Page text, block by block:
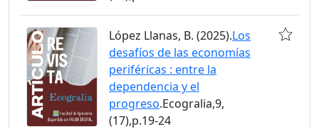
López Llanas, B. (2025).Los
desafíos de las economías
periféricas : entre la
dependencia y el
progreso.Ecogralia,9,
(17),p.19-24